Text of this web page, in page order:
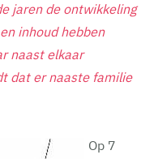
jaren de ontwikkeling
inhoud hebben
naast elkaar
dat er naaste familie
Op 7